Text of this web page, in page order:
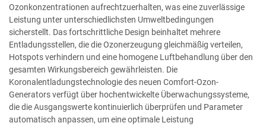
Ozonkonzentrationen aufrechtzuerhalten, was eine zuverlässige
Leistung unter unterschiedlichsten Umweltbedingungen
sicherstellt. Das fortschrittliche Design beinhaltet mehrere
Entladungsstellen, die die Ozonerzeugung gleichmäßig verteilen,
Hotspots verhindern und eine homogene Luftbehandlung über den
gesamten Wirkungsbereich gewährleisten. Die
Koronalentladungstechnologie des neuen Comfort-Ozon-
Generators verfügt über hochentwickelte Überwachungssysteme,
die die Ausgangswerte kontinuierlich überprüfen und Parameter
automatisch anpassen, um eine optimale Leistung